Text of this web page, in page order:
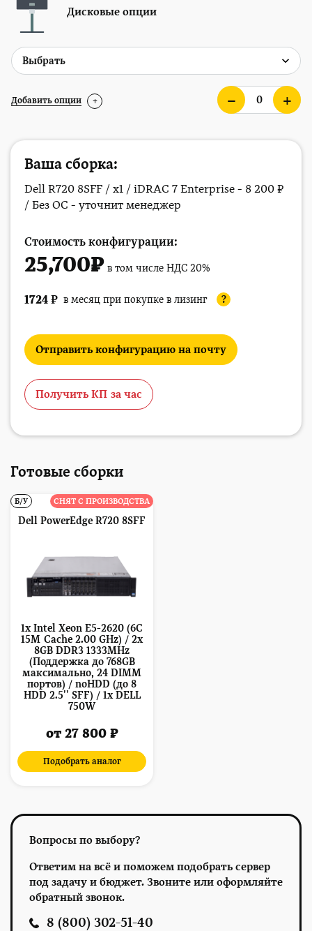
Дисковые опции
Добавить опции +
Ваша сборка:
Dell R720 8SFF / x1 / iDRAC 7 Enterprise - 8 200 ₽
/ Без ОС - уточнит менеджер
Стоимость конфигурации:
25,700₽ в том числе НДС 20%
1724 ₽ в месяц при покупке в лизинг ?
Отправить конфигурацию на почту
Получить КП за час
Готовые сборки
Dell PowerEdge R720 8SFF
1x Intel Xeon E5-2620 (6C
15M Cache 2.00 GHz) / 2x
8GB DDR3 1333MHz
(Поддержка до 768GB
максимально, 24 DIMM
портов) / noHDD (до 8
HDD 2.5'' SFF) / 1x DELL
750W
от 27 800 ₽
Подобрать аналог
Б/У СНЯТ С ПРОИЗВОДСТВА
Вопросы по выбору?
Ответим на всё и поможем подобрать сервер
под задачу и бюджет. Звоните или оформляйте
обратный звонок.
8 (800) 302-51-40